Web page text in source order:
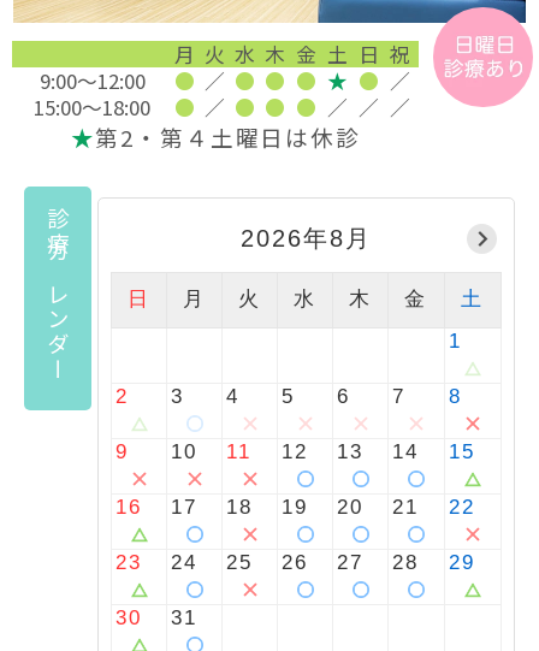
月 火 水 木 金 土 日 祝
9:00～12:00
● ／ ● ● ● ★ ● ／
15:00～18:00
● ／ ● ● ● ／ ／ ／
★第2・第４土曜日は休診
診療カレンダー 2026年8月
日 月 火 水 木 金
土
1
2 3 4 5 6 7 8
9 10 11 12 13 14 15
16 17 18 19 20 21 22
23 24 25 26 27 28 29
30 31